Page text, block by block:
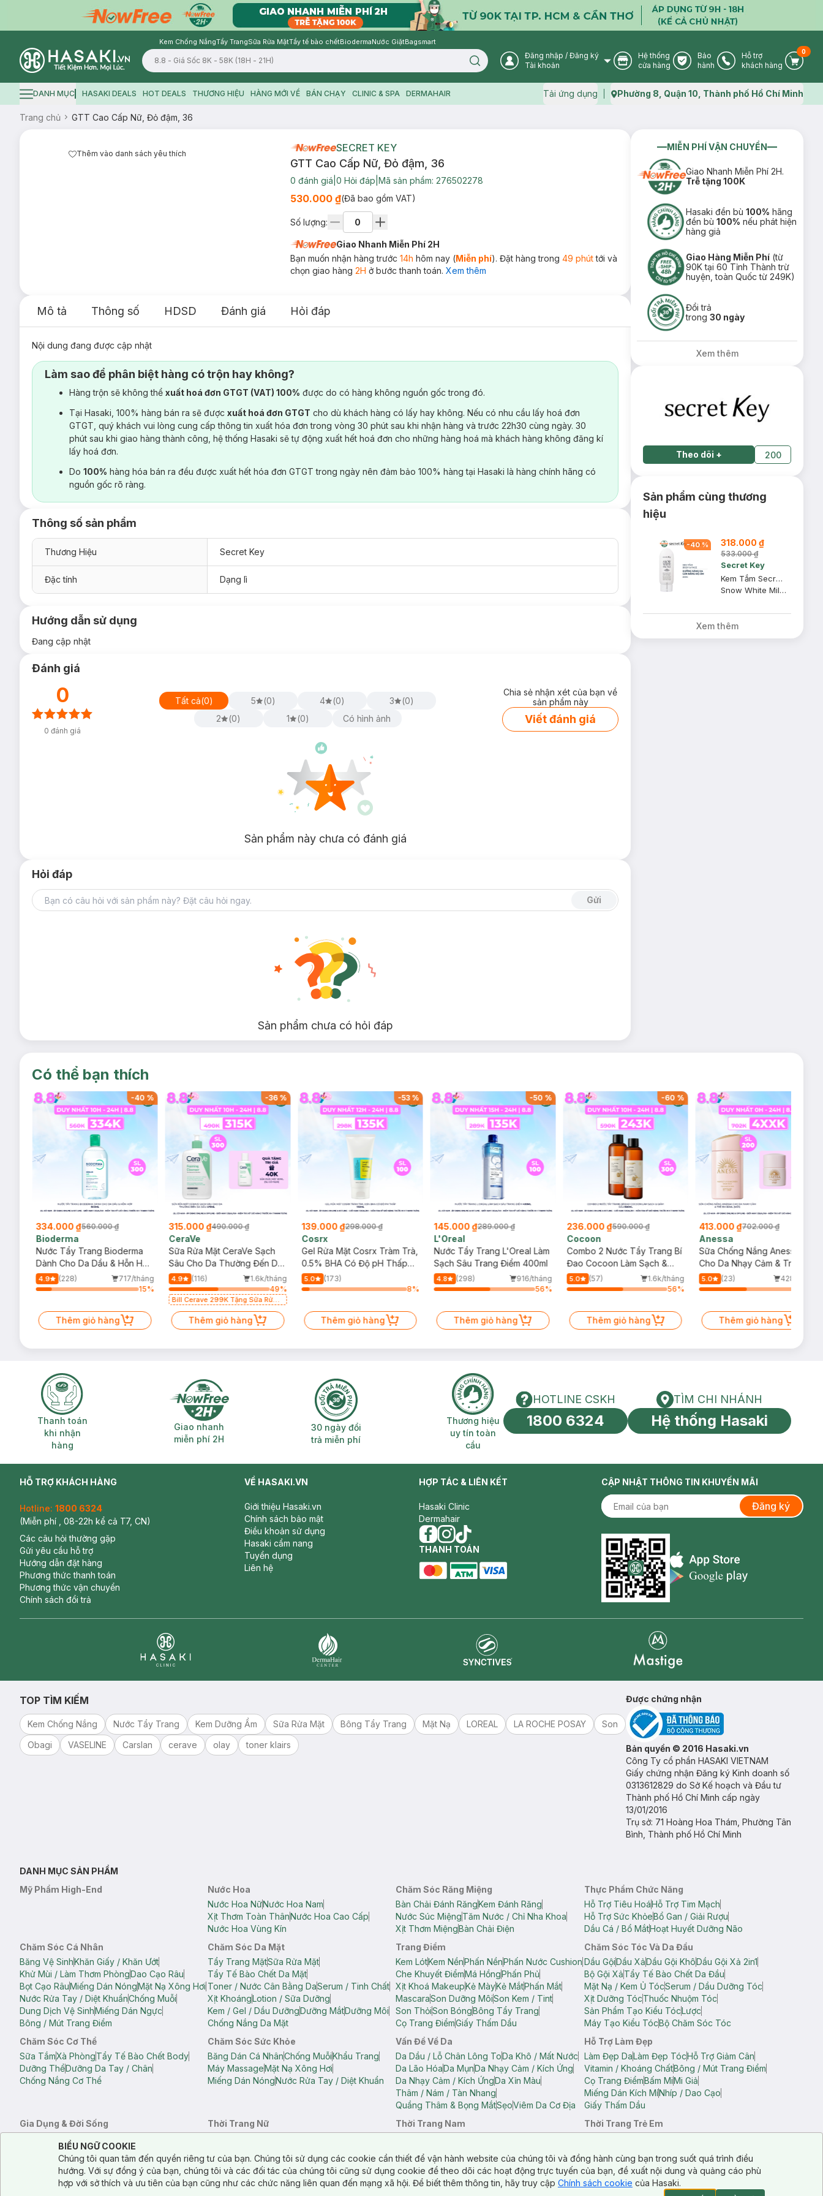
Kem Chống NắngTẩy TrangSữa Rửa MặtTẩy tế bào chếtBiodermaNước GiặtBagsmart
Logo
Search icon User Icon
Đăng nhập / Đăng ký
Tài khoản
Store Icon
Hệ thống
cửa hàng
Warranty Icon
Bảo
hành
Phone Icon
Hỗ trợ
khách hàng
Cart
0
Hamburger icon
DANH MỤC HASAKI DEALS HOT DEALS THƯƠNG HIỆU HÀNG MỚI VỀ BÁN CHẠY CLINIC & SPA DERMAHAIR Tải ứng dụng Map icon
Phường 8, Quận 10, Thành phố Hồ Chí Minh
Trang chủ GTT Cao Cấp Nữ, Đỏ đậm, 36
Thêm vào danh sách yêu thích SECRET KEY
GTT Cao Cấp Nữ, Đỏ đậm, 36
0 đánh giá 0 Hỏi đáp Mã sản phẩm: 276502278
530.000 ₫(Đã bao gồm VAT)
Số lượng:
Giao Nhanh Miễn Phí 2H
Bạn muốn nhận hàng trước 14h hôm nay (Miễn phí). Đặt hàng trong 49 phúttới và
chọn giao hàng 2H ở bước thanh toán. Xem thêm
Mô tả Thông số HDSD Đánh giá Hỏi đáp
Nội dung đang được cập nhật
Làm sao để phân biệt hàng có trộn hay không?
Hàng trộn sẽ không thể xuất hoá đơn GTGT (VAT) 100% được do có hàng không nguồn gốc trong đó.
Tại Hasaki, 100% hàng bán ra sẽ được xuất hoá đơn GTGT cho dù khách hàng có lấy hay không. Nếu có nhu cầu lấy hoá đơn
GTGT, quý khách vui lòng cung cấp thông tin xuất hóa đơn trong vòng 30 phút sau khi nhận hàng và trước 22h30 cùng ngày. 30
phút sau khi giao hàng thành công, hệ thống Hasaki sẽ tự động xuất hết hoá đơn cho những hàng hoá mà khách hàng không đăng kí
lấy hoá đơn.
Do 100% hàng hóa bán ra đều được xuất hết hóa đơn GTGT trong ngày nên đảm bảo 100% hàng tại Hasaki là hàng chính hãng có
nguồn gốc rõ ràng.
Thông số sản phẩm
Thương Hiệu Secret Key
Đặc tính Dạng lì
Hướng dẫn sử dụng
Đang cập nhật
Đánh giá
0
0 đánh giá
Tất cả(0) 5 (0) 4 (0) 3 (0)
2
(0) 1 (0) Có hình ảnh
Chia sẻ nhận xét của bạn về
sản phẩm này
Viết đánh giá
Sản phẩm này chưa có đánh giá
Hỏi đáp
Gửi
Sản phẩm chưa có hỏi đáp
MIỄN PHÍ VẬN CHUYỂN
Giao Nhanh Miễn Phí 2H.
Trễ tặng 100K
Hasaki đền bù100% hãng
đền bù100% nếu phát hiện
hàng giả
Giao Hàng Miễn Phí (từ
90K tại 60 Tỉnh Thành trừ
huyện, toàn Quốc từ 249K)
Đổi trả
trong30 ngày
Xem thêm
Theo dõi + 200
Sản phẩm cùng thương
hiệu
-40% 318.000 ₫
533.000 ₫
Secret Key
Kem Tắm Secret Key Dưỡng Sáng Da Mặt Và Cơ Thể 200g
Snow White Milky Pack
Xem thêm
Có thể bạn thích
-40 %
334.000 ₫560.000 ₫
Bioderma
Nước Tẩy Trang Bioderma
Dành Cho Da Dầu & Hỗn Hợp
500ml
4.9 (228)
717/tháng
15%
Thêm giỏ hàng
-36%
315.000 ₫490.000 ₫
CeraVe
Sữa Rửa Mặt CeraVe Sạch
Sâu Cho Da Thường Đến Da
Dầu 473ml
4.9 (116)
1.6k/tháng
49%
Bill Cerave 299K Tặng Sữa Rửa
Thêm giỏ hàng
-53%
139.000 ₫298.000 ₫
Cosrx
Gel Rửa Mặt Cosrx Tràm Trà,
0.5% BHA Có Độ pH Thấp
150ml
5.0
(173)
8%
Thêm giỏ hàng
-50 %
145.000 ₫289.000 ₫
L'Oreal
Nước Tẩy Trang L'Oreal Làm
Sạch Sâu Trang Điểm 400ml
4.8 (298)
916/tháng
56%
Thêm giỏ hàng
-60 %
236.000 ₫590.000 ₫
Cocoon
Combo 2 Nước Tẩy Trang Bí
Đao Cocoon Làm Sạch &
Giảm Dầu 500ml
5.0 (57)
1.6k/tháng
56%
Thêm giỏ hàng
413.000 ₫702.000 ₫
Anessa
Sữa Chống Nắng Anessa
Cho Da Nhạy Cảm & Trẻ Em
60ml (Mới)
5.0 (23)
428/tháng
Thêm giỏ hàng
Thanh toán khi nhận hàng
Thanh toán
khi nhận
hàng
Giao nhanh miễn phí 2H
Giao nhanh
miễn phí 2H
30 ngày đổi trả miễn phí
30 ngày đổi
trả miễn phí
Thương hiệu uy tín toàn cầu
Thương hiệu
uy tín toàn
cầu
HOTLINE CSKH
HOTLINE CSKH
1800 6324
Tìm chi nhánh
TÌM CHI NHÁNH
Hệ thống Hasaki
HỖ TRỢ KHÁCH HÀNG
Hotline: 1800 6324
(Miễn phí , 08-22h kể cả T7, CN)
Các câu hỏi thường gặp
Gửi yêu cầu hỗ trợ
Hướng dẫn đặt hàng
Phương thức thanh toán
Phương thức vận chuyển
Chính sách đổi trả
VỀ HASAKI.VN
Giới thiệu Hasaki.vn
Chính sách bảo mật
Điều khoản sử dụng
Hasaki cẩm nang
Tuyển dụng
Liên hệ
HỢP TÁC & LIÊN KẾT
Hasaki Clinic
Dermahair
facebook
instagram
tiktok
THANH TOÁN
CẬP NHẬT THÔNG TIN KHUYẾN MÃI
Đăng ký
Appstore icon
TOP TÌM KIẾM
Kem Chống Nắng Nước Tẩy Trang Kem Dưỡng Ẩm Sữa Rửa Mặt Bông Tẩy Trang Mặt Nạ LOREAL LA ROCHE POSAY
Son
Obagi
VASELINE Carslan cerave olay toner klairs
Được chứng nhận
Bản quyền © 2016 Hasaki.vn
Công Ty cổ phần HASAKI VIETNAM
Giấy chứng nhận Đăng ký Kinh doanh số
0313612829 do Sở Kế hoạch và Đầu tư
Thành phố Hồ Chí Minh cấp ngày
13/01/2016
Trụ sở: 71 Hoàng Hoa Thám, Phường Tân
Bình, Thành phố Hồ Chí Minh
DANH MỤC SẢN PHẨM
Mỹ Phẩm High-End
Nước Hoa
Nước Hoa NữNước Hoa Nam
Xịt Thơm Toàn ThânNước Hoa Cao Cấp
Nước Hoa Vùng Kín
Chăm Sóc Răng Miệng
Bàn Chải Đánh RăngKem Đánh Răng
Nước Súc MiệngTăm Nước / Chỉ Nha Khoa
Xịt Thơm MiệngBàn Chải Điện
Thực Phẩm Chức Năng
Hỗ Trợ Tiêu HoáHỗ Trợ Tim Mạch
Hỗ Trợ Sức KhỏeBổ Gan / Giải Rượu
Dầu Cá / Bổ MắtHoạt Huyết Dưỡng Não
Chăm Sóc Cá Nhân
Băng Vệ SinhKhăn Giấy / Khăn Ướt
Khử Mùi / Làm Thơm PhòngDao Cạo Râu
Bọt Cạo RâuMiếng Dán NóngMặt Nạ Xông Hơi
Nước Rửa Tay / Diệt KhuẩnChống Muỗi
Dung Dịch Vệ SinhMiếng Dán Ngực
Bông / Mút Trang Điểm
Chăm Sóc Da Mặt
Tẩy Trang MặtSữa Rửa Mặt
Tẩy Tế Bào Chết Da Mặt
Toner / Nước Cân Bằng DaSerum / Tinh Chất
Xịt KhoángLotion / Sữa Dưỡng
Kem / Gel / Dầu DưỡngDưỡng MắtDưỡng Môi
Chống Nắng Da Mặt
Trang Điểm
Kem LótKem NềnPhấn NềnPhấn Nước Cushion
Che Khuyết ĐiểmMá HồngPhấn Phủ
Xịt Khoá MakeupKẻ MàyKẻ MắtPhấn Mắt
MascaraSon Dưỡng MôiSon Kem / Tint
Son ThỏiSon BóngBông Tẩy Trang
Cọ Trang ĐiểmGiấy Thấm Dầu
Chăm Sóc Tóc Và Da Đầu
Dầu GộiDầu XảDầu Gội KhôDầu Gội Xả 2in1
Bộ Gội XảTẩy Tế Bào Chết Da Đầu
Mặt Nạ / Kem Ủ TócSerum / Dầu Dưỡng Tóc
Xịt Dưỡng TócThuốc Nhuộm Tóc
Sản Phẩm Tạo Kiểu TócLược
Máy Tạo Kiểu TócBộ Chăm Sóc Tóc
Chăm Sóc Cơ Thể
Sữa TắmXà PhòngTẩy Tế Bào Chết Body
Dưỡng ThểDưỡng Da Tay / Chân
Chống Nắng Cơ Thể
Chăm Sóc Sức Khỏe
Băng Dán Cá NhânChống MuỗiKhẩu Trang
Máy MassageMặt Nạ Xông Hơi
Miếng Dán NóngNước Rửa Tay / Diệt Khuẩn
Vấn Đề Về Da
Da Dầu / Lỗ Chân Lông ToDa Khô / Mất Nước
Da Lão HóaDa MụnDa Nhạy Cảm / Kích Ứng
Da Nhạy Cảm / Kích ỨngDa Xỉn Màu
Thâm / Nám / Tàn Nhang
Quầng Thâm & Bọng MắtSẹoViêm Da Cơ Địa
Hỗ Trợ Làm Đẹp
Làm Đẹp DaLàm Đẹp TócHỗ Trợ Giảm Cân
Vitamin / Khoáng ChấtBông / Mút Trang Điểm
Cọ Trang ĐiểmBấm MiMi Giả
Miếng Dán Kích MíNhíp / Dao Cạo
Giấy Thấm Dầu
Gia Dụng & Đời Sống
Bông Tắm / Phụ Kiện Tắm
Phụ Kiện Điện Thoại Quạt Cầm Tay / Quạt Mini
Khử Mùi / Làm Thơm PhòngNước GiặtNước Xả
Thời Trang Nữ
Quần Lót NữQuần Short Nữ
Thời Trang Nam
Thời Trang Trẻ Em
Túi Xách
Cookie Consent
Notice about cookies usage
BIỂU NGỮ COOKIE
Chúng tôi quan tâm đến quyền riêng tư của bạn. Chúng tôi sử dụng các cookie cần thiết để vận hành website của chúng tôi và đồng hành cùng bạn trong suốt quá trình điều
hướng. Với sự đồng ý của bạn, chúng tôi và các đối tác của chúng tôi cũng sử dụng cookie để theo dõi các hoạt động trực tuyến của bạn, đề xuất nội dung và quảng cáo phù
hợp với sở thích và ưu tiên của bạn cũng như các chức năng liên quan đến mạng xã hội. Để biết thêm thông tin, hãy truy cập Chính sách cookie của Hasaki.